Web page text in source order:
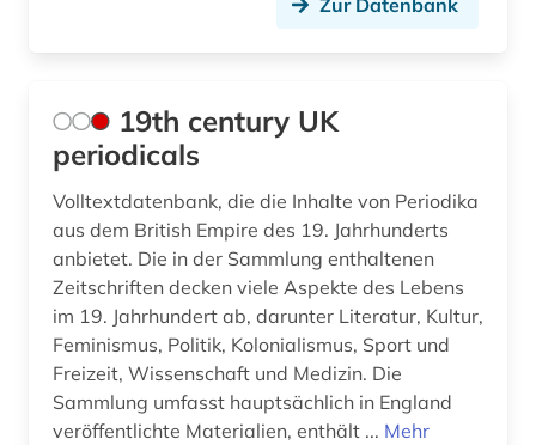
audiothek (1)
audiovisuelles material (2)
aufklärung (2)
aufsatz (2)
aufsatzdatenbank (2)
auktionskatalog (1)
Zur Datenbank
19th century UK
periodicals
Volltextdatenbank, die die Inhalte von Periodika
aus dem British Empire des 19. Jahrhunderts
anbietet. Die in der Sammlung enthaltenen
Zeitschriften decken viele Aspekte des Lebens
im 19. Jahrhundert ab, darunter Literatur, Kultur,
Feminismus, Politik, Kolonialismus, Sport und
Freizeit, Wissenschaft und Medizin. Die
Sammlung umfasst hauptsächlich in England
veröffentlichte Materialien, enthält ... Mehr